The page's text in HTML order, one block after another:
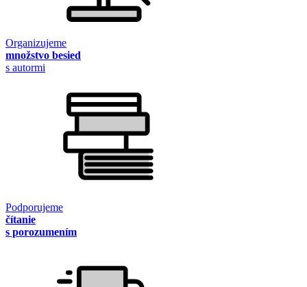
Organizujeme
množstvo besied
s autormi
Podporujeme
čítanie
s porozumením